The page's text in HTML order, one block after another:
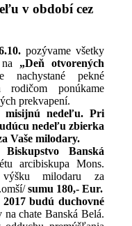
v období cez
pozývame všetky
„Deň otvorených
pekné
ponúkame
prekvapení.
misijnú nedeľu. Pri
nedeľu zbierka
Vaše milodary.
Banská
arcibiskupa Mons.
výšku milodaru za
sumu 180,- Eur.
budú duchovné
chate Banská Belá.